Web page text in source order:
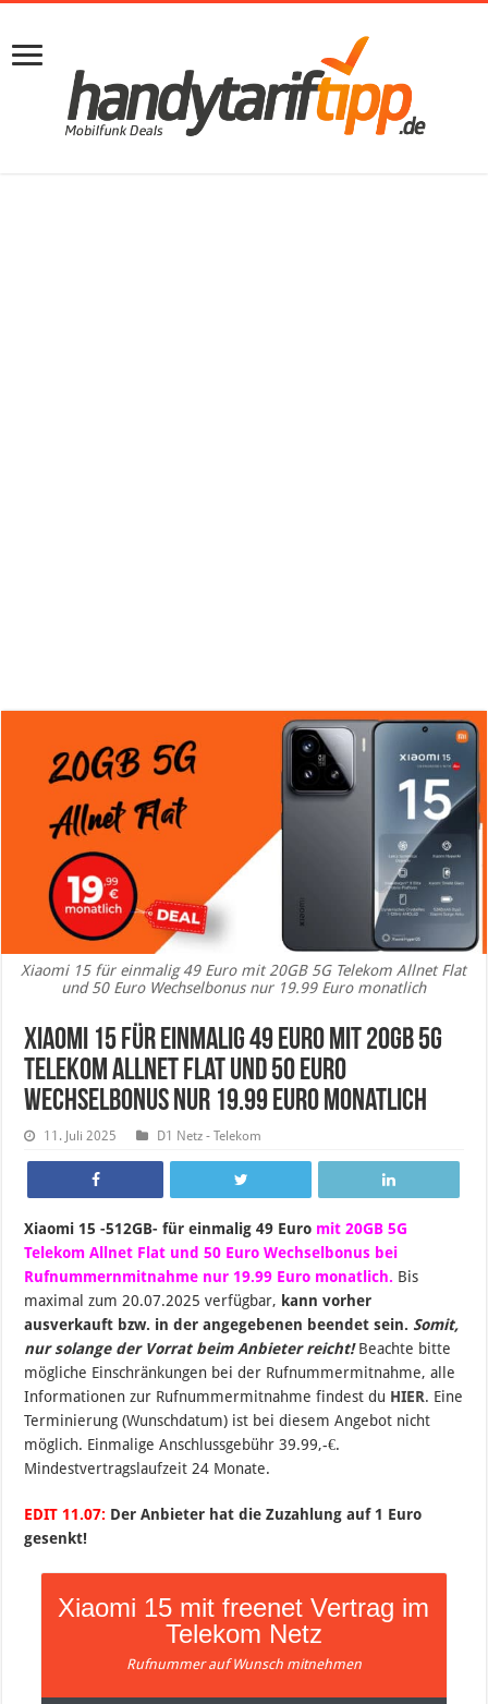
Xiaomi 15 für einmalig 49 Euro mit 20GB 5G Telekom Allnet Flat
und 50 Euro Wechselbonus nur 19.99 Euro monatlich
Xiaomi 15 für einmalig 49 Euro mit 20GB 5G
Telekom Allnet Flat und 50 Euro
Wechselbonus nur 19.99 Euro monatlich
11. Juli 2025 D1 Netz - Telekom
Xiaomi 15 -512GB- für einmalig 49 Euro mit 20GB 5G
Telekom Allnet Flat und 50 Euro Wechselbonus bei
Rufnummernmitnahme nur 19.99 Euro monatlich. Bis
maximal zum 20.07.2025 verfügbar, kann vorher
ausverkauft bzw. in der angegebenen beendet sein. Somit,
nur solange der Vorrat beim Anbieter reicht!Beachte bitte
mögliche Einschränkungen bei der Rufnummermitnahme, alle
Informationen zur Rufnummermitnahme findest du HIER. Eine
Terminierung (Wunschdatum) ist bei diesem Angebot nicht
möglich. Einmalige Anschlussgebühr 39.99,-€.
Mindestvertragslaufzeit 24 Monate.
EDIT 11.07: Der Anbieter hat die Zuzahlung auf 1 Euro
gesenkt!
Xiaomi 15 mit freenet Vertrag im
Telekom Netz
Rufnummer auf Wunsch mitnehmen